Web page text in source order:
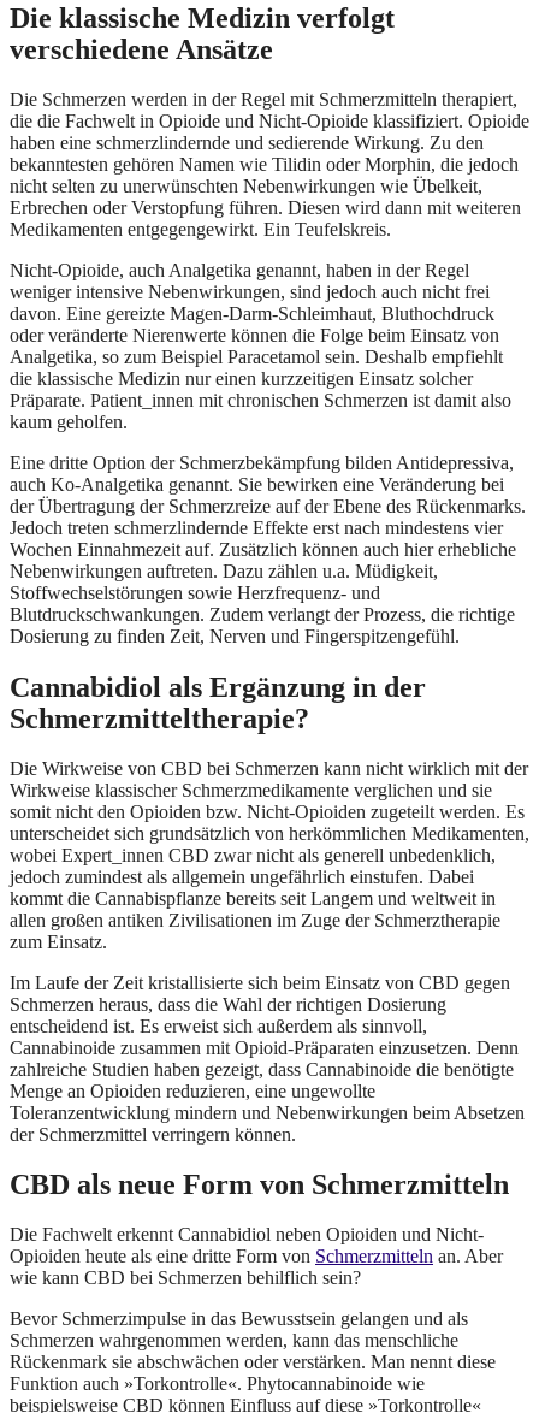
Die klassische Medizin verfolgt
verschiedene Ansätze
Die Schmerzen werden in der Regel mit Schmerzmitteln therapiert,
die die Fachwelt in Opioide und Nicht-Opioide klassifiziert. Opioide
haben eine schmerzlindernde und sedierende Wirkung. Zu den
bekanntesten gehören Namen wie Tilidin oder Morphin, die jedoch
nicht selten zu unerwünschten Nebenwirkungen wie Übelkeit,
Erbrechen oder Verstopfung führen. Diesen wird dann mit weiteren
Medikamenten entgegengewirkt. Ein Teufelskreis.
Nicht-Opioide, auch Analgetika genannt, haben in der Regel
weniger intensive Nebenwirkungen, sind jedoch auch nicht frei
davon. Eine gereizte Magen-Darm-Schleimhaut, Bluthochdruck
oder veränderte Nierenwerte können die Folge beim Einsatz von
Analgetika, so zum Beispiel Paracetamol sein. Deshalb empfiehlt
die klassische Medizin nur einen kurzzeitigen Einsatz solcher
Präparate. Patient_innen mit chronischen Schmerzen ist damit also
kaum geholfen.
Eine dritte Option der Schmerzbekämpfung bilden Antidepressiva,
auch Ko-Analgetika genannt. Sie bewirken eine Veränderung bei
der Übertragung der Schmerzreize auf der Ebene des Rückenmarks.
Jedoch treten schmerzlindernde Effekte erst nach mindestens vier
Wochen Einnahmezeit auf. Zusätzlich können auch hier erhebliche
Nebenwirkungen auftreten. Dazu zählen u.a. Müdigkeit,
Stoffwechselstörungen sowie Herzfrequenz- und
Blutdruckschwankungen. Zudem verlangt der Prozess, die richtige
Dosierung zu finden Zeit, Nerven und Fingerspitzengefühl.
Cannabidiol als Ergänzung in der
Schmerzmitteltherapie?
Die Wirkweise von CBD bei Schmerzen kann nicht wirklich mit der
Wirkweise klassischer Schmerzmedikamente verglichen und sie
somit nicht den Opioiden bzw. Nicht-Opioiden zugeteilt werden. Es
unterscheidet sich grundsätzlich von herkömmlichen Medikamenten,
wobei Expert_innen CBD zwar nicht als generell unbedenklich,
jedoch zumindest als allgemein ungefährlich einstufen. Dabei
kommt die Cannabispflanze bereits seit Langem und weltweit in
allen großen antiken Zivilisationen im Zuge der Schmerztherapie
zum Einsatz.
Im Laufe der Zeit kristallisierte sich beim Einsatz von CBD gegen
Schmerzen heraus, dass die Wahl der richtigen Dosierung
entscheidend ist. Es erweist sich außerdem als sinnvoll,
Cannabinoide zusammen mit Opioid-Präparaten einzusetzen. Denn
zahlreiche Studien haben gezeigt, dass Cannabinoide die benötigte
Menge an Opioiden reduzieren, eine ungewollte
Toleranzentwicklung mindern und Nebenwirkungen beim Absetzen
der Schmerzmittel verringern können.
CBD als neue Form von Schmerzmitteln
Die Fachwelt erkennt Cannabidiol neben Opioiden und Nicht-
Opioiden heute als eine dritte Form von Schmerzmitteln an. Aber
wie kann CBD bei Schmerzen behilflich sein?
Bevor Schmerzimpulse in das Bewusstsein gelangen und als
Schmerzen wahrgenommen werden, kann das menschliche
Rückenmark sie abschwächen oder verstärken. Man nennt diese
Funktion auch »Torkontrolle«. Phytocannabinoide wie
beispielsweise CBD können Einfluss auf diese »Torkontrolle«